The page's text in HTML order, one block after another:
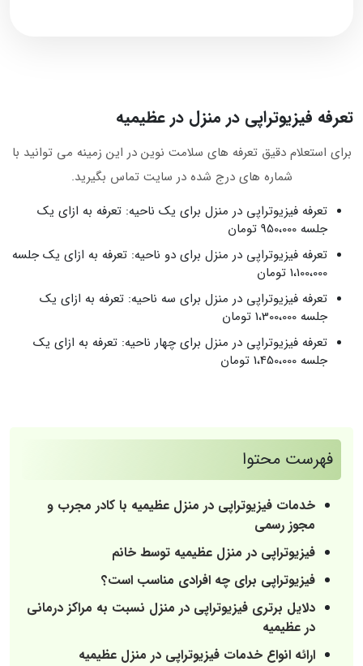
تعرفه فیزیوتراپی در منزل در عظیمیه
برای استعلام دقیق تعرفه های سلامت نوین در این زمینه می توانید با
شماره های درج شده در سایت تماس بگیرید.
تعرفه فیزیوتراپی در منزل برای یک ناحیه: تعرفه به ازای یک
جلسه 950،000 تومان
تعرفه فیزیوتراپی در منزل برای دو ناحیه: تعرفه به ازای یک جلسه
1،100،000 تومان
تعرفه فیزیوتراپی در منزل برای سه ناحیه: تعرفه به ازای یک
جلسه 1،300،000 تومان
تعرفه فیزیوتراپی در منزل برای چهار ناحیه: تعرفه به ازای یک
جلسه 1،450،000 تومان
فهرست محتوا
خدمات فیزیوتراپی در منزل عظیمیه با کادر مجرب و
مجوز رسمی
فیزیوتراپی در منزل عظیمیه توسط خانم
فیزیوتراپی برای چه افرادی مناسب است؟
دلایل برتری فیزیوتراپی در منزل نسبت به مراکز درمانی
در عظیمیه
ارائه انواع خدمات فیزیوتراپی در منزل عظیمیه